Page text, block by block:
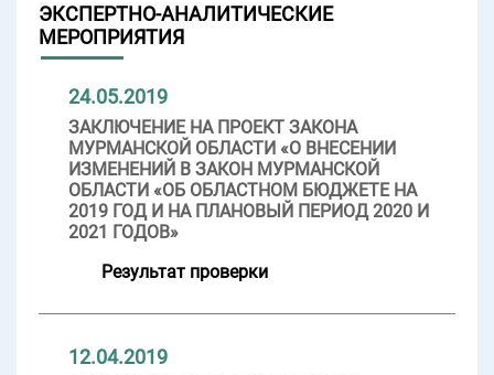
ЭКСПЕРТНО-АНАЛИТИЧЕСКИЕ
МЕРОПРИЯТИЯ
24.05.2019
ЗАКЛЮЧЕНИЕ НА ПРОЕКТ ЗАКОНА
МУРМАНСКОЙ ОБЛАСТИ «О ВНЕСЕНИИ
ИЗМЕНЕНИЙ В ЗАКОН МУРМАНСКОЙ
ОБЛАСТИ «ОБ ОБЛАСТНОМ БЮДЖЕТЕ НА
2019 ГОД И НА ПЛАНОВЫЙ ПЕРИОД 2020 И
2021 ГОДОВ»
Результат проверки
12.04.2019